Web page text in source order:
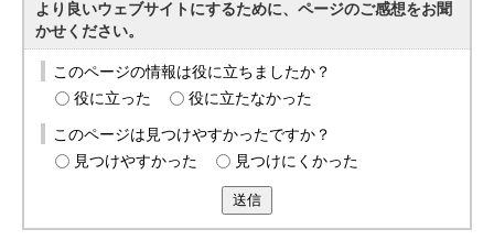
より良いウェブサイトにするために、ページのご感想をお聞
かせください。
このページの情報は役に立ちましたか？
役に立った
役に立たなかった
このページは見つけやすかったですか？
見つけやすかった
見つけにくかった
送信